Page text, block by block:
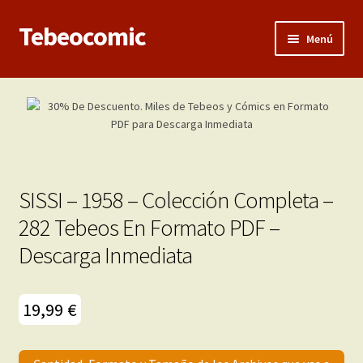
Ir
Ir
al
Tebeocomic Menú
Inicio
Adultos
Porno 3D
Inéditas
el
SISSI – 1958 – Colección Completa –
282 Tebeos En Formato PDF –
Descarga Inmediata
19,99 €